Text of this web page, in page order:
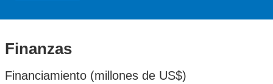
Finanzas
Financiamiento (millones de US$)